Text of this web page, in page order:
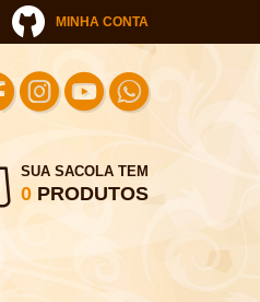
MINHA CONTA
SUA SACOLA TEM
0PRODUTOS